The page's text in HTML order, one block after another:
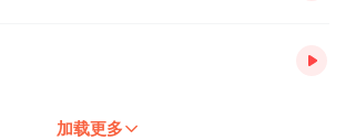
加载更多